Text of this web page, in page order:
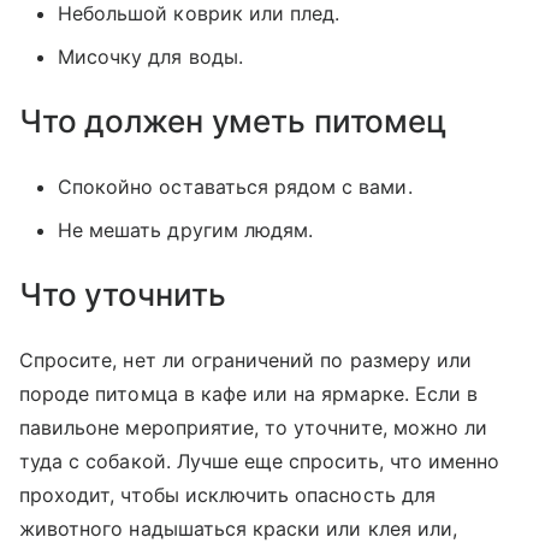
Небольшой коврик или плед.
Мисочку для воды.
Что должен уметь питомец
Спокойно оставаться рядом с вами.
Не мешать другим людям.
Что уточнить
Спросите, нет ли ограничений по размеру или
породе питомца в кафе или на ярмарке. Если в
павильоне мероприятие, то уточните, можно ли
туда с собакой. Лучше еще спросить, что именно
проходит, чтобы исключить опасность для
животного надышаться краски или клея или,